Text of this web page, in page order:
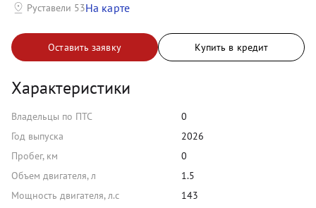
Оставить заявку Купить в кредит
Характеристики
Владельцы по ПТС
0
Год выпуска
2026
Пробег, км
0
Объем двигателя, л
1.5
Мощность двигателя, л.с
143
Руставели 53На карте